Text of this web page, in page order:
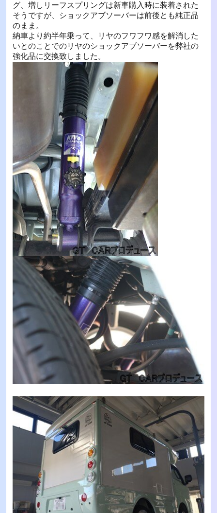
グ、増しリーフスプリングは新車購入時に装着された
そうですが、ショックアブソーバーは前後とも純正品
のまま。
納車より約半年乗って、リヤのフワフワ感を解消した
いとのことでのリヤのショックアブソーバーを弊社の
強化品に交換致しました。